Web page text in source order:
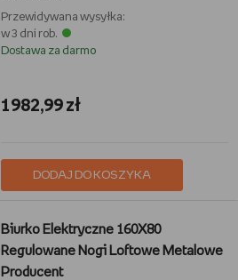
Przewidywana wysyłka:
w 3 dni rob.
Dostawa za darmo
1982,99 zł
DODAJ DO KOSZYKA
Biurko Elektryczne 160X80
Regulowane Nogi Loftowe Metalowe
Producent